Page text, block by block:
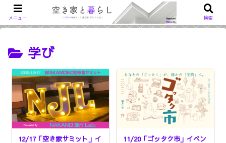
学び
12/17「空き家サミット」イ
11/20「ゴッタク市」イベン
メニュー 検索